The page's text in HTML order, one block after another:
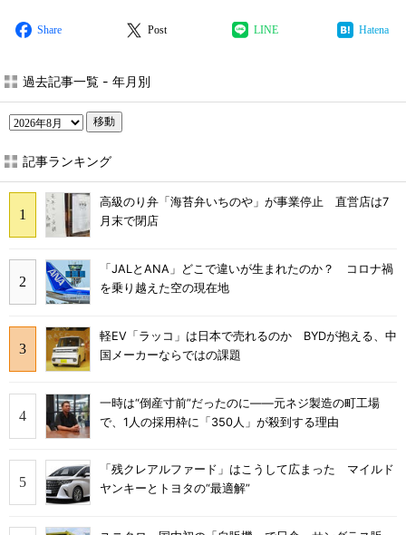
Share Post LINE Hatena
過去記事一覧 - 年月別
移動
記事ランキング
高級のり弁「海苔弁いちのや」が事業停止 直営店は7
月末で閉店
「JALとANA」どこで違いが生まれたのか？ コロナ禍
を乗り越えた空の現在地
軽EV「ラッコ」は日本で売れるのか BYDが抱える、中
国メーカーならではの課題
一時は“倒産寸前”だったのに――元ネジ製造の町工場
で、1人の採用枠に「350人」が殺到する理由
「残クレアルファード」はこうして広まった マイルド
ヤンキーとトヨタの“最適解”